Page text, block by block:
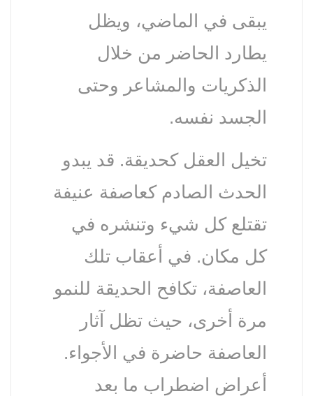
يبقى في الماضي، ويظل
يطارد الحاضر من خلال
الذكريات والمشاعر وحتى
الجسد نفسه.
تخيل العقل كحديقة. قد يبدو
الحدث الصادم كعاصفة عنيفة
تقتلع كل شيء وتنشره في
كل مكان. في أعقاب تلك
العاصفة، تكافح الحديقة للنمو
مرة أخرى، حيث تظل آثار
العاصفة حاضرة في الأجواء.
أعراض اضطراب ما بعد